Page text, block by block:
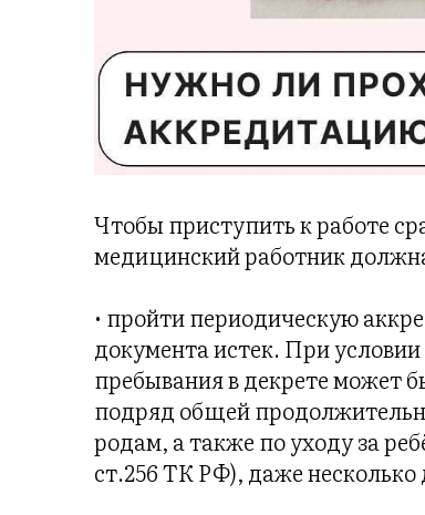
Чтобы приступить к работе
медицинский работник
• пройти периодическую
документа истек. При
пребывания в декрете может
подряд общей
родам, а также по уходу за
ст.256 ТК РФ), даже